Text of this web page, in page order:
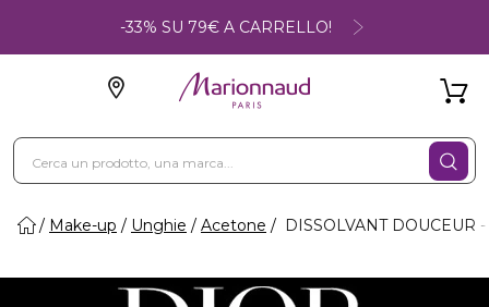
-33% SU 79€ A CARRELLO!
Make-up Unghie Acetone DISSOLVANT